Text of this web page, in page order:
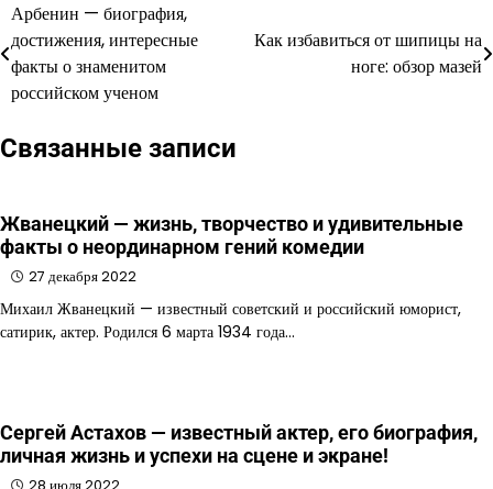
Навигация
по
записям
Арбенин — биография,
достижения, интересные
факты о знаменитом
российском ученом
Как избавиться от шипицы на
ноге: обзор мазей
Связанные записи
Жванецкий — жизнь, творчество и удивительные
факты о неординарном гений комедии
27 декабря 2022
Михаил Жванецкий — известный советский и российский юморист,
сатирик, актер. Родился 6 марта 1934 года…
Сергей Астахов — известный актер, его биография,
личная жизнь и успехи на сцене и экране!